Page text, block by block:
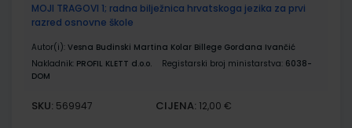
MOJI TRAGOVI 1; radna bilježnica hrvatskoga jezika za prvi
razred osnovne škole
Autor(i): Vesna Budinski Martina Kolar Billege Gordana Ivančić
Nakladnik: PROFIL KLETT d.o.o. Registarski broj ministarstva: 6038-
DOM
SKU: 569947 CIJENA: 12,00 €